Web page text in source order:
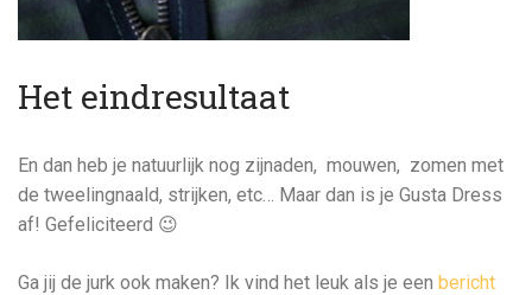
Het eindresultaat
En dan heb je natuurlijk nog zijnaden, mouwen, zomen met
de tweelingnaald, strijken, etc… Maar dan is je Gusta Dress
af! Gefeliciteerd 😉
Ga jij de jurk ook maken? Ik vind het leuk als je een bericht